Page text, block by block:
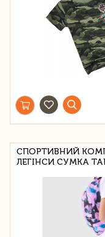
СПОРТИВНИЙ
ЛЕГІНСИ СУМКА